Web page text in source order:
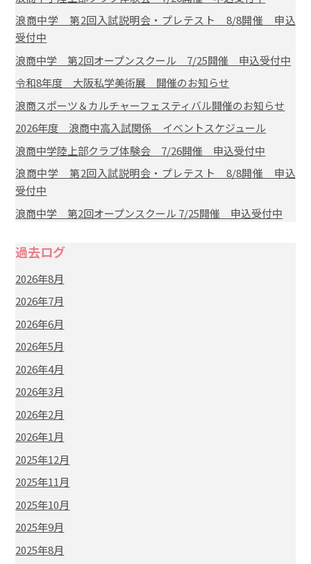
浪商中学 第2回入試説明会・プレテスト 8/8開催 申込
受付中
浪商中学 第2回オープンスクール 7/25開催 申込受付中
令和8年度 大阪私学美術展 開催のお知らせ
浪商スポーツ＆カルチャーフェスティバル開催のお知らせ
2026年度 浪商中高入試関係 イベントスケジュール
浪商中学陸上部クラブ体験会 7/26開催 申込受付中
浪商中学 第2回入試説明会・プレテスト 8/8開催 申込
受付中
浪商中学 第2回オープンスクール 7/25開催 申込受付中
過去ログ
2026年8月
2026年7月
2026年6月
2026年5月
2026年4月
2026年3月
2026年2月
2026年1月
2025年12月
2025年11月
2025年10月
2025年9月
2025年8月